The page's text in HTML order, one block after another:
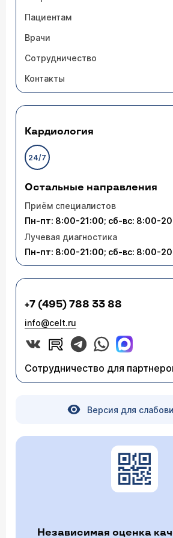
Возраст
Номер телефона*
Текст сообщения
согласие с условиями обработки
данных
Пациентам
Врачи
Сотрудничество
Контакты
Кардиология
24/7
Остальные направления
Приём специалистов
Пн-пт: 8:00-21:00; сб-вс: 8:00-
Лучевая диагностика
Пн-пт: 8:00-21:00; сб-вс: 8:00-
+7 (495) 788 33 88
info@celt.ru
Сотрудничество для
Версия для
Независимая оценка